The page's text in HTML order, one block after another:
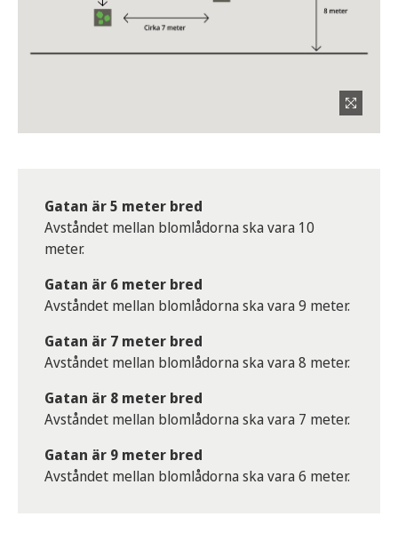
Gatan är 5 meter bred
Avståndet mellan blomlådorna ska vara 10
meter.
Gatan är 6 meter bred
Avståndet mellan blomlådorna ska vara 9 meter.
Gatan är 7 meter bred
Avståndet mellan blomlådorna ska vara 8 meter.
Gatan är 8 meter bred
Avståndet mellan blomlådorna ska vara 7 meter.
Gatan är 9 meter bred
Avståndet mellan blomlådorna ska vara 6 meter.